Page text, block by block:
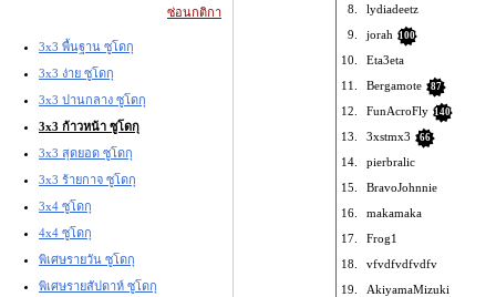
ซ่อนกติกา
3x3 พื้นฐาน ซูโดกุ
3x3 ง่าย ซูโดกุ
3x3 ปานกลาง ซูโดกุ
3x3 ก้าวหน้า ซูโดกุ
3x3 สุดยอด ซูโดกุ
3x3 ร้ายกาจ ซูโดกุ
3x4 ซูโดกุ
4x4 ซูโดกุ
พิเศษรายวัน ซูโดกุ
พิเศษรายสัปดาห์ ซูโดกุ
8.
lydiadeetz
9.
jorah 100
10.
Eta3eta
11.
Bergamote 87
12. FunAcroFly 140
13. 3xstmx3 66
14.
pierbralic
15.
BravoJohnnie
16.
makamaka
17.
Frog1
18.
vfvdfvdfvdfv
19.
AkiyamaMizuki